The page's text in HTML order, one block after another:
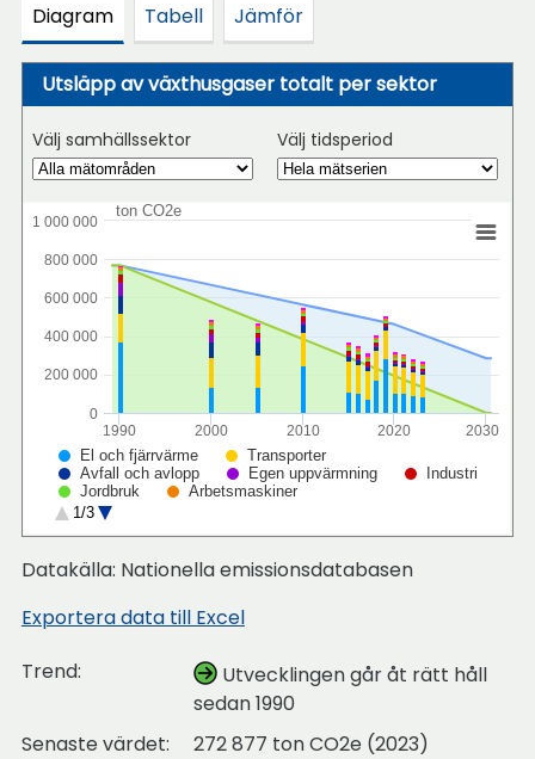
Diagram Tabell Jämför
Utsläpp av växthusgaser totalt per sektor
Välj samhällssektor Välj tidsperiod
ton CO2e
El och fjärrvärme
Transporter
Avfall och avlopp
Egen uppvärmning
Industri
Jordbruk
Arbetsmaskiner
Produktanvändning
1/3
1990 2000 2010 2020 2030
0
200 000
400 000
600 000
800 000
1 000 000
Datakälla: Nationella emissionsdatabasen
Exportera data till Excel
Trend:
Utvecklingen går åt rätt håll
sedan 1990
Senaste värdet:
272877 ton CO2e (2023)